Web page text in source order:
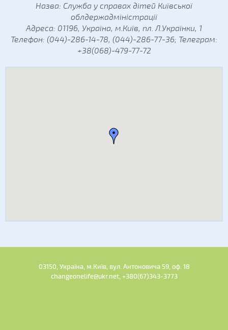
Назва: Служба у справах дітей Київської
облдержадміністрації
Адреса: 01196, Україна, м.Київ, пл. Л.Українки, 1
Телефон: (044)-286-14-78, (044)-286-77-36; Телеграм:
+38(068)-479-77-72
03150, Україна, м.Київ, вул. Антоновича 59, оф. 18
changeonelife@ukr.net, +380(67)343-3773